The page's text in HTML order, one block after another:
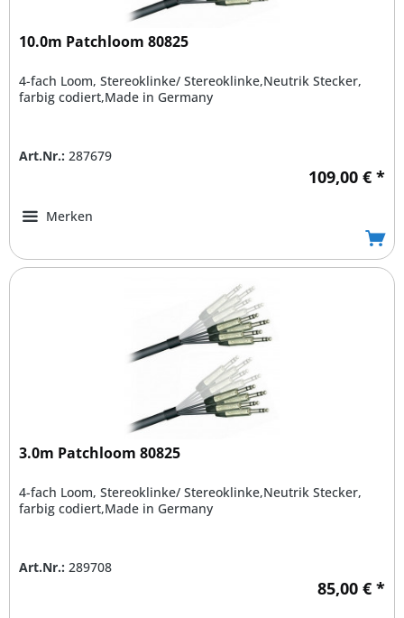
10.0m Patchloom 80825
4-fach Loom, Stereoklinke/ Stereoklinke,Neutrik Stecker,
farbig codiert,Made in Germany
Art.Nr.: 287679
109,00 € *
Merken
3.0m Patchloom 80825
4-fach Loom, Stereoklinke/ Stereoklinke,Neutrik Stecker,
farbig codiert,Made in Germany
Art.Nr.: 289708
85,00 € *